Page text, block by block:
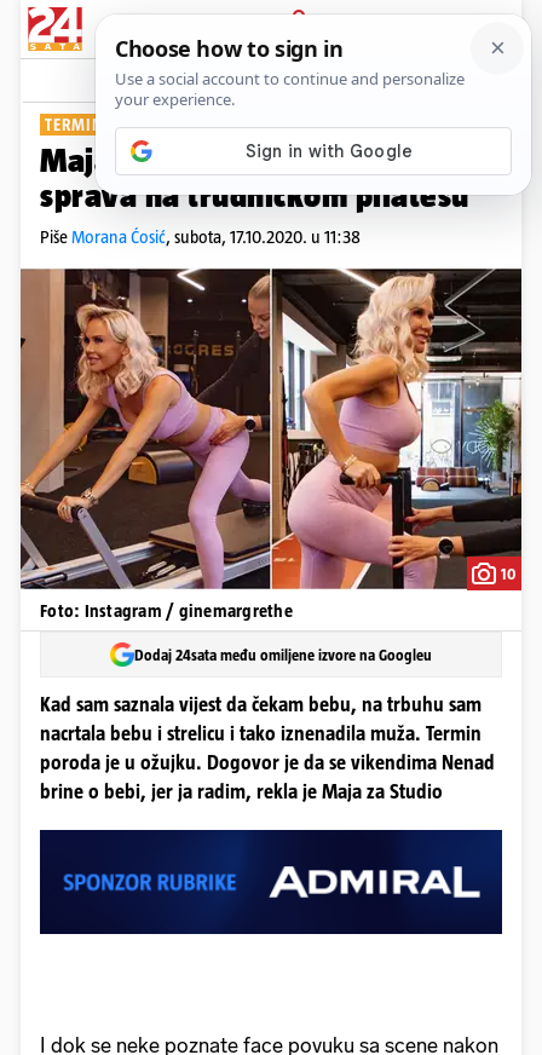
PRIJAVA
Show Komentari
TERMIN PORODA U OŽUJKU
Maja pokazala trbuh: Primila se
sprava na trudničkom pilatesu
PišeMorana Ćosić, subota, 17.10.2020. u 11:38
10
Foto: Instagram / ginemargrethe
Dodaj 24sata među omiljene izvore na Googleu
Kad sam saznala vijest da čekam bebu, na trbuhu sam
nacrtala bebu i strelicu i tako iznenadila muža. Termin
poroda je u ožujku. Dogovor je da se vikendima Nenad
brine o bebi, jer ja radim, rekla je Maja za Studio
I dok se neke poznate face povuku sa scene nakon